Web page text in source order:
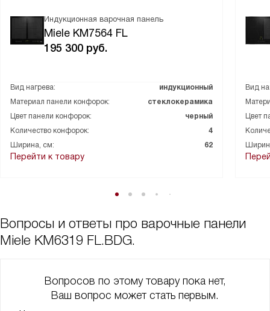
Индукционная варочная панель
Miele KM7564 FL
195 300 руб.
Вид нагрева:
индукционный
Материал панели конфорок:
стеклокерамика
Цвет панели конфорок:
черный
Количество конфорок:
4
Ширина, см:
62
Перейти к товару
Вид
Цвет
Вопросы и ответы про варочные панели
Miele KM6319 FL.BDG.
Вопросов по этому товару пока нет,
Ваш вопрос может стать первым.